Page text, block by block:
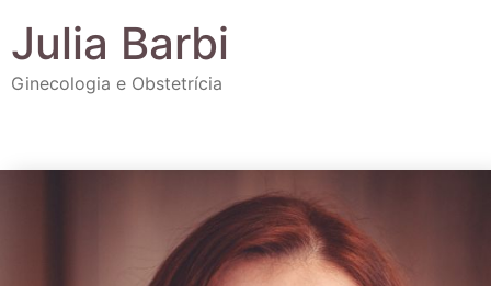
Julia Barbi
Ginecologia e Obstetrícia